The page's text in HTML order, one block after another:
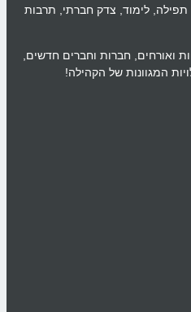
לימוד, צדק חברתי, תרבות
ואורחים, חברות וחברים חדשים,
המגוונות של הקהילה!